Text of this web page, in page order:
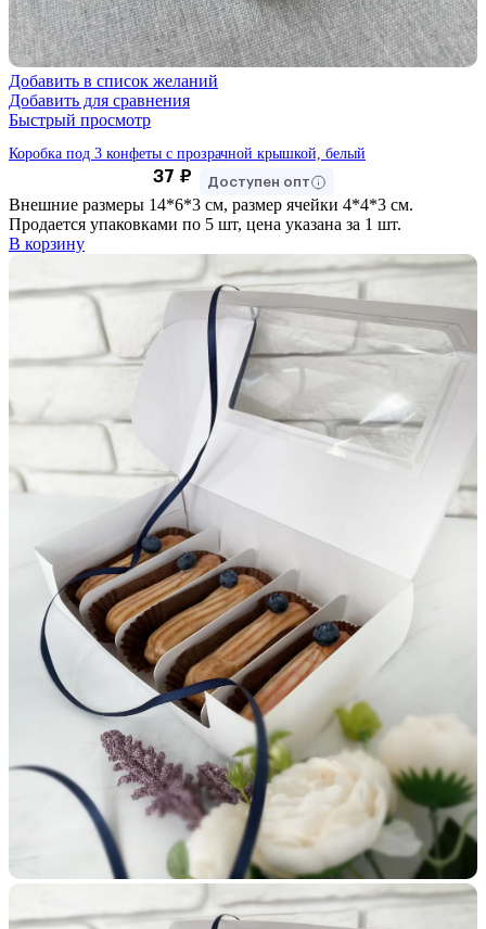
Добавить в список желаний
Добавить для сравнения
Быстрый просмотр
Коробка под 3 конфеты с прозрачной крышкой, белый
37 ₽ Доступен опт
Внешние размеры 14*6*3 см, размер ячейки 4*4*3 см.
Продается упаковками по 5 шт, цена указана за 1 шт.
В корзину